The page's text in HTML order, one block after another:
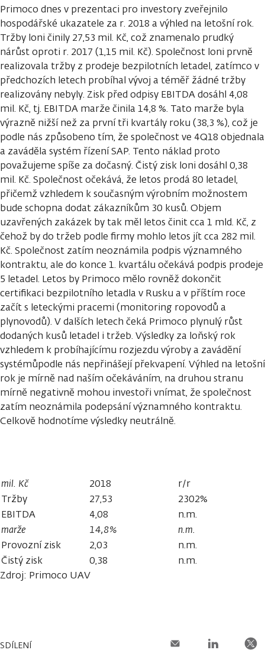
Primoco dnes v prezentaci pro investory zveřejnilo
hospodářské ukazatele za r. 2018 a výhled na letošní rok.
Tržby loni činily 27,53 mil. Kč, což znamenalo prudký
nárůst oproti r. 2017 (1,15 mil. Kč). Společnost loni prvně
realizovala tržby z prodeje bezpilotních letadel, zatímco v
předchozích letech probíhal vývoj a téměř žádné tržby
realizovány nebyly. Zisk před odpisy EBITDA dosáhl 4,08
mil. Kč, tj. EBITDA marže činila 14,8 %. Tato marže byla
výrazně nižší než za první tři kvartály roku (38,3 %), což je
podle nás způsobeno tím, že společnost ve 4Q18 objednala
a zaváděla systém řízení SAP. Tento náklad proto
považujeme spíše za dočasný. Čistý zisk loni dosáhl 0,38
mil. Kč. Společnost očekává, že letos prodá 80 letadel,
přičemž vzhledem k současným výrobním možnostem
bude schopna dodat zákazníkům 30 kusů. Objem
uzavřených zakázek by tak měl letos činit cca 1 mld. Kč, z
čehož by do tržeb podle firmy mohlo letos jít cca 282 mil.
Kč. Společnost zatím neoznámila podpis významného
kontraktu, ale do konce 1. kvartálu očekává podpis prodeje
5 letadel. Letos by Primoco mělo rovněž dokončit
certifikaci bezpilotního letadla v Rusku a v příštím roce
začít s leteckými pracemi (monitoring ropovodů a
plynovodů). V dalších letech čeká Primoco plynulý růst
dodaných kusů letadel i tržeb. Výsledky za loňský rok
vzhledem k probíhajícímu rozjezdu výroby a zavádění
systémůpodle nás nepřinášejí překvapení. Výhled na letošní
rok je mírně nad naším očekáváním, na druhou stranu
mírně negativně mohou investoři vnímat, že společnost
zatím neoznámila podepsání významného kontraktu.
Celkově hodnotíme výsledky neutrálně.
mil. Kč 2018
r/r
Tržby
27,53
2302%
EBITDA
4,08
n.m.
marže
14,8%
n.m.
Provozní zisk
2,03
n.m.
Čistý zisk
0,38
n.m.
Zdroj: Primoco UAV
SDÍLENÍ